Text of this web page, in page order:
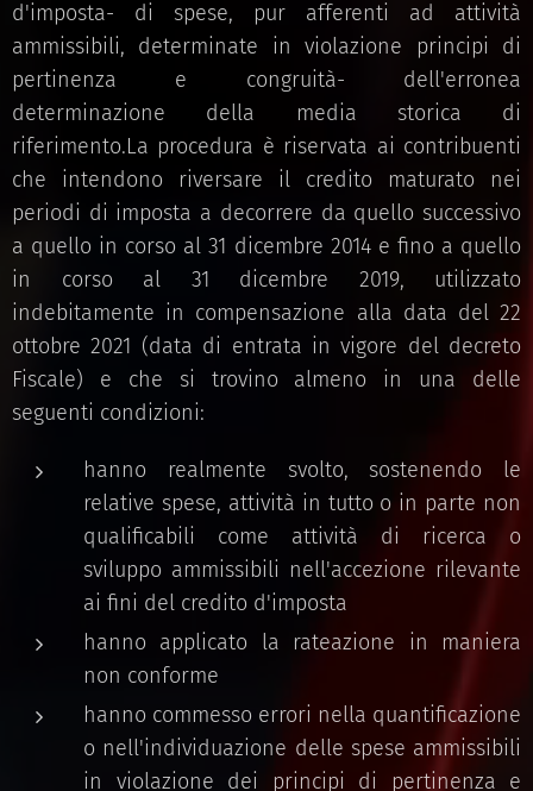
d'imposta- di spese, pur afferenti ad attività
ammissibili, determinate in violazione principi di
pertinenza e congruità- dell'erronea
determinazione della media storica di
riferimento.La procedura è riservata ai contribuenti
che intendono riversare il credito maturato nei
periodi di imposta a decorrere da quello successivo
a quello in corso al 31 dicembre 2014 e fino a quello
in corso al 31 dicembre 2019, utilizzato
indebitamente in compensazione alla data del 22
ottobre 2021 (data di entrata in vigore del decreto
Fiscale) e che si trovino almeno in una delle
seguenti condizioni:
hanno realmente svolto, sostenendo le
relative spese, attività in tutto o in parte non
qualificabili come attività di ricerca o
sviluppo ammissibili nell'accezione rilevante
ai fini del credito d'imposta
hanno applicato la rateazione in maniera
non conforme
hanno commesso errori nella quantificazione
o nell'individuazione delle spese ammissibili
in violazione dei principi di pertinenza e